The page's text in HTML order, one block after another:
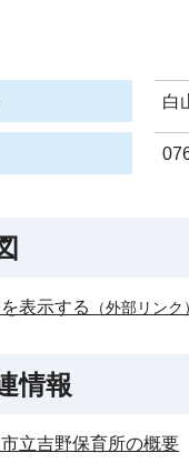
白
表示する （外部リンク）
情報
立吉野保育所の概要